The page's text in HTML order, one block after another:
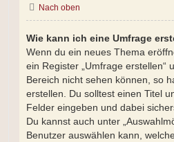
Nach oben
Wie kann ich eine Umfrage
Wenn du ein neues Thema
ein Register „Umfrage
Bereich nicht sehen können, so
erstellen. Du solltest einen Titel
Felder eingeben und dabei
Du kannst auch unter
Benutzer auswählen kann,